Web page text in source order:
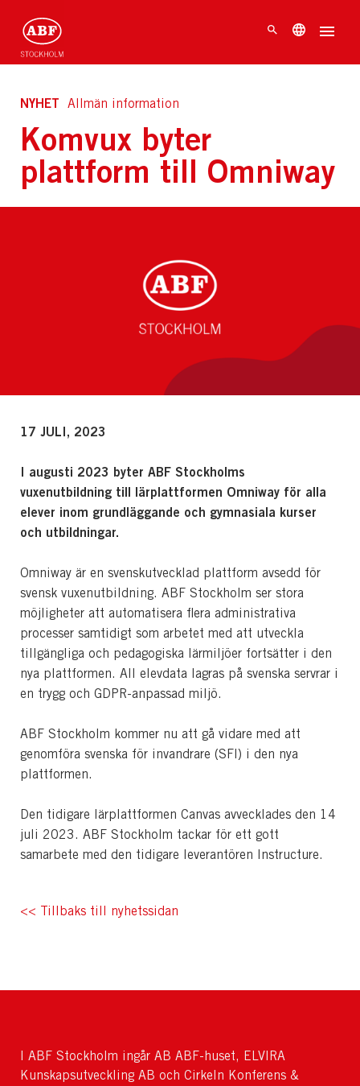
NYHET Allmän information
Komvux byter
plattform till Omniway
17 JULI, 2023
I augusti 2023 byter ABF Stockholms
vuxenutbildning till lärplattformen Omniway för alla
elever inom grundläggande och gymnasiala kurser
och utbildningar.
Omniway är en svenskutvecklad plattform avsedd för
svensk vuxenutbildning. ABF Stockholm ser stora
möjligheter att automatisera flera administrativa
processer samtidigt som arbetet med att utveckla
tillgängliga och pedagogiska lärmiljöer fortsätter i den
nya plattformen. All elevdata lagras på svenska servrar i
en trygg och GDPR-anpassad miljö.
ABF Stockholm kommer nu att gå vidare med att
genomföra svenska för invandrare (SFI) i den nya
plattformen.
Den tidigare lärplattformen Canvas avvecklades den 14
juli 2023. ABF Stockholm tackar för ett gott
samarbete med den tidigare leverantören Instructure.
<< Tillbaks till nyhetssidan
I ABF Stockholm ingår AB ABF-huset, ELVIRA
Kunskapsutveckling AB och Cirkeln Konferens &